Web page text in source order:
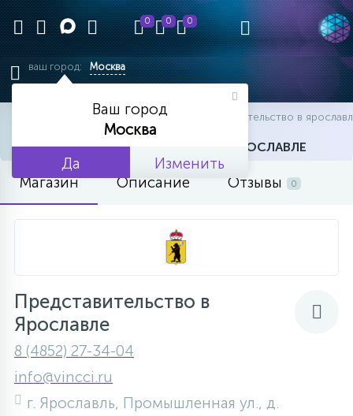
0 0 0
ваш город: Москва
Ваш город
Москва
Да
Изменить
офисы офисы представительство в
ПРЕДСТАВИТЕЛЬСТВО В ЯРОСЛАВЛЕ
Магазин Описание Отзывы 0
Представительство в
Ярославле
8 (4852) 27-34-04
info@vincci.ru
г. Ярославль, Промышленная ул., д.